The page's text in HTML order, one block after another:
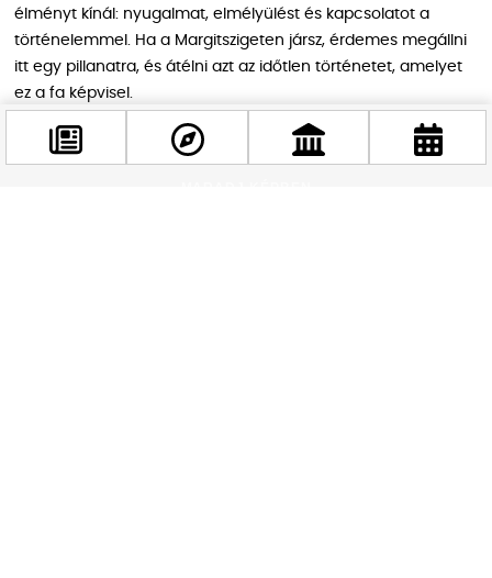
élményt kínál: nyugalmat, elmélyülést és kapcsolatot a
történelemmel. Ha a Margitszigeten jársz, érdemes megállni
itt egy pillanatra, és átélni azt az időtlen történetet, amelyet
ez a fa képvisel.